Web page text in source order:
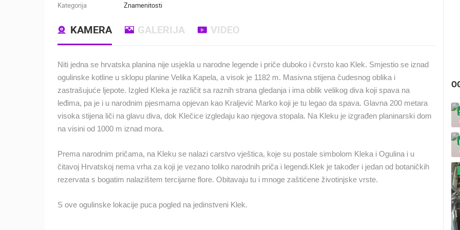
Kategorija
Znamenitosti
KAMERA GALERIJA VIDEO
Niti jedna se hrvatska planina nije usjekla u narodne legende i priče duboko i čvrsto kao Klek. Smjestio se iznad
ogulinske kotline u sklopu planine Velika Kapela, a visok je 1182 m. Masivna stijena čudesnog oblika i
zastrašujuće ljepote. Izgled Kleka je različit sa raznih strana gledanja i ima oblik velikog diva koji spava na
leđima, pa je i u narodnim pjesmama opjevan kao Kraljević Marko koji je tu legao da spava. Glavna 200 metara
visoka stijena liči na glavu diva, dok Klečice izgledaju kao njegova stopala. Na Kleku je izgrađen planinarski dom
na visini od 1000 m iznad mora.
Prema narodnim pričama, na Kleku se nalazi carstvo vještica, koje su postale simbolom Kleka i Ogulina i u
čitavoj Hrvatskoj nema vrha za koji je vezano toliko narodnih priča i legendi.Klek je također i jedan od botaničkih
rezervata s bogatim nalazištem tercijarne flore. Obitavaju tu i mnoge zaštićene životinjske vrste.
S ove ogulinske lokacije puca pogled na jedinstveni Klek.